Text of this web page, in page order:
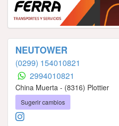
NEUTOWER
(0299) 154010821
2994010821
China Muerta - (8316) Plottier
Sugerir cambios